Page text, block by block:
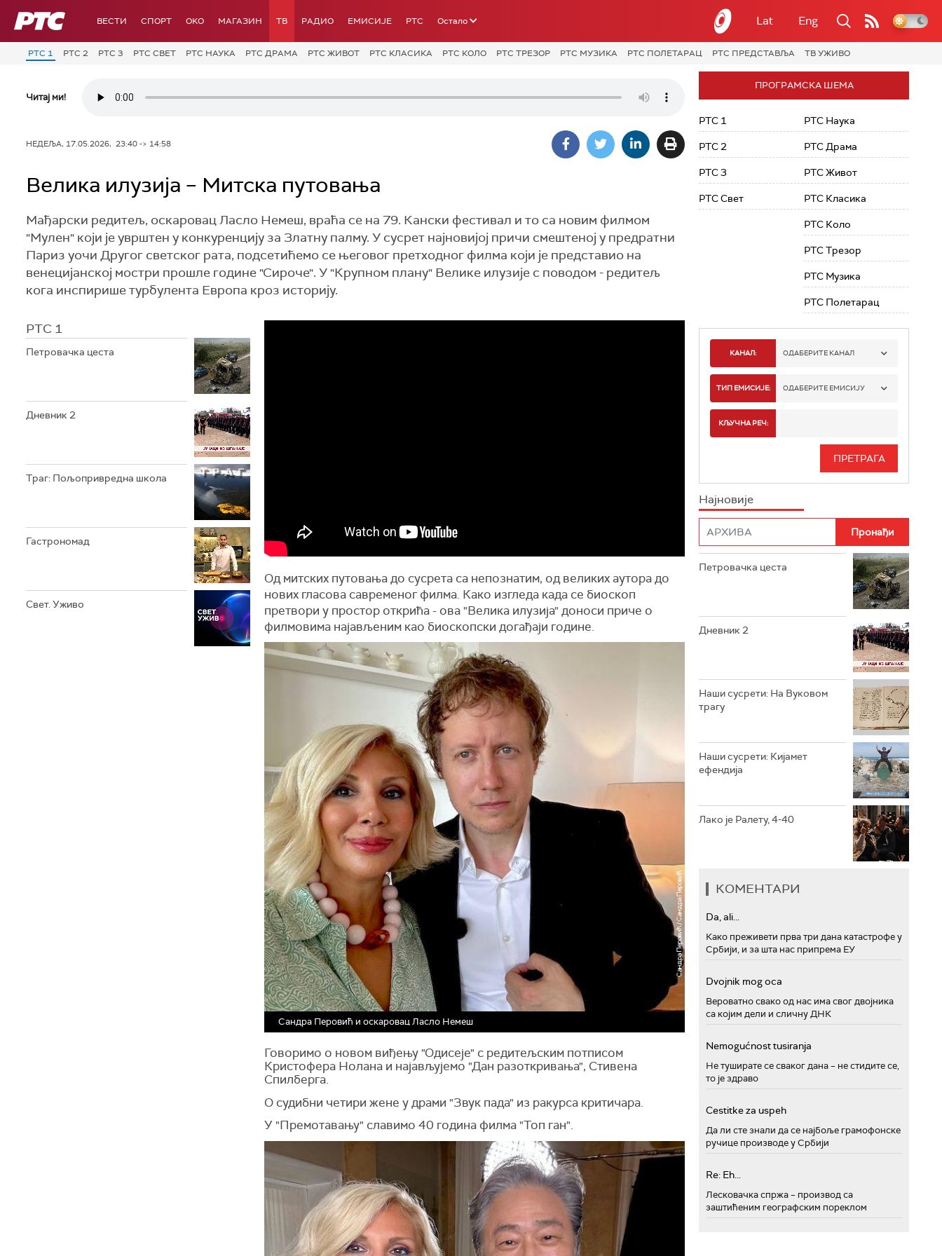
РТС ВЕСТИ СПОРТ OKO МАГАЗИН ТВ РАДИО ЕМИСИЈЕ РТС Остало Lat Eng
РТС 1 РТС 2 РТС 3 РТС СВЕТ РТС НАУКА РТС ДРАМА РТС ЖИВОТ РТС КЛАСИКА РТС КОЛО РТС ТРЕЗОР РТС МУЗИКА РТС ПОЛЕТАРАЦ РТС ПРЕДСТАВЉА ТВ УЖИВО
Читај ми!
НЕДЕЉА, 17.05.2026, 23:40 -> 14:58
Велика илузија – Митска путовања
Мађарски редитељ, оскаровац Ласло Немеш, враћа се на 79. Кански фестивал и то са новим филмом
"Мулен" који је уврштен у конкуренцију за Златну палму. У сусрет најновијој причи смештеној у предратни
Париз уочи Другог светског рата, подсетићемо се његовог претходног филма који је представио на
венецијанској мостри прошле године "Сироче". У "Крупном плану" Велике илузије с поводом - редитељ
кога инспирише турбулента Европа кроз историју.
РТС 1
Петровачка цеста
Дневник 2
Траг: Пољопривредна школа
Гастрономад
Свет. Уживо
Од митских путовања до сусрета са непознатим, од великих аутора до
нових гласова савременог филма. Како изгледа када се биоскоп
претвори у простор открића - ова "Велика илузија" доноси приче о
филмовима најављеним као биоскопски догађаји године.
Сандра Перовић и оскаровац Ласло Немеш
Говоримо о новом виђењу "Одисеје" с редитељским потписом
Кристофера Нолана и најављујемо "Дан разоткривања", Стивена
Спилберга.
О судибни четири жене у драми "Звук пада" из ракурса критичара.
У "Премотавању" славимо 40 година филма "Топ ган".
ПРОГРАМСКА ШЕМА
РТС 1
РТС 2
РТС 3
РТС Свет
РТС Наука
РТС Драма
РТС Живот
РТС Класика
РТС Коло
РТС Трезор
РТС Музика
РТС Полетарац
КАНАЛ: ОДАБЕРИТЕ КАНАЛ
РТС 1
РТС 3
РТС КЛАСИКА
РТС ТРЕЗОР
РТС МУЗИКА
РТС ПОЛЕТАРАЦ
ТИП ЕМИСИЈЕ: ОДАБЕРИТЕ ЕМИСИЈУ
КЉУЧНА РЕЧ:
Најновије
Петровачка цеста
Дневник 2
Наши сусрети: На Вуковом
трагу
Наши сусрети: Кијамет
ефендија
Лако је Ралету, 4-40
КОМЕНТАРИ
Da, ali...
Како преживети прва три дана катастрофе у
Србији, и за шта нас припрема ЕУ
Dvojnik mog oca
Вероватно свако од нас има свог двојника
са којим дели и сличну ДНК
Nemogućnost tusiranja
Не туширате се сваког дана – не стидите се,
то је здраво
Cestitke za uspeh
Да ли сте знали да се најбоље грамофонске
ручице производе у Србији
Re: Eh...
Лесковачка спржа – производ са
заштићеним географским пореклом